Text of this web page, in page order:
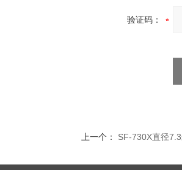
验证码：
上一个： SF-730X直径